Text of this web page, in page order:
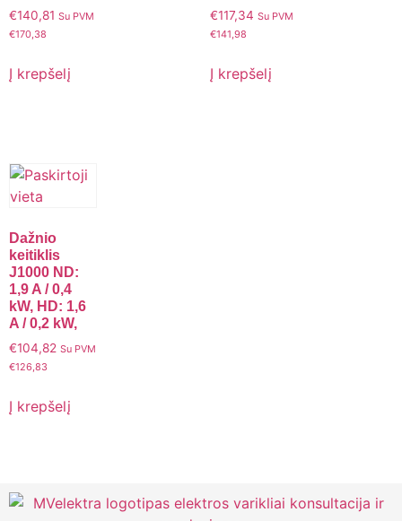
€140,81 Su PVM
€170,38
Į krepšelį
€117,34 Su PVM
€141,98
Į krepšelį
Dažnio
keitiklis
J1000 ND:
1,9 A / 0,4
kW, HD: 1,6
A / 0,2 kW,
€104,82 Su PVM
€126,83
Į krepšelį